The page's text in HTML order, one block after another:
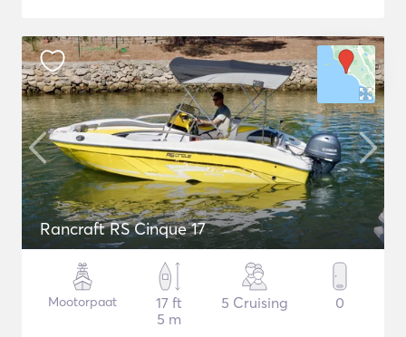
Rancraft RS Cinque 17
Mootorpaat
17 ft
5 m
5 Cruising 0